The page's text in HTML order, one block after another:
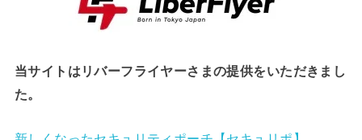
当サイトはリバーフライヤーさまの提供をいただきまし
た。